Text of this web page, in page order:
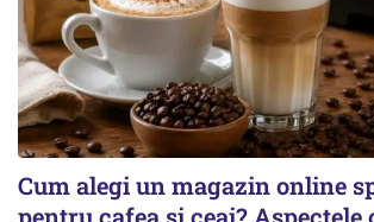
Cum alegi un magazin online